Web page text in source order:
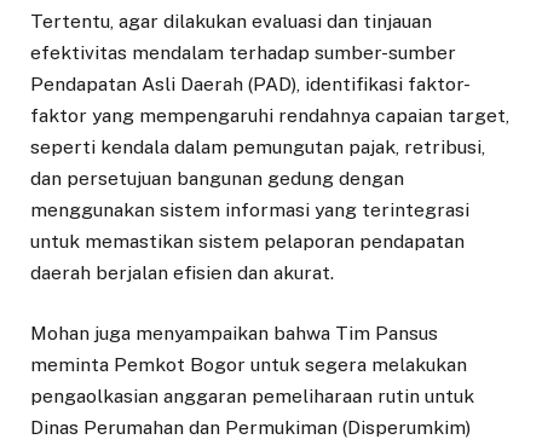
Tertentu, agar dilakukan evaluasi dan tinjauan
efektivitas mendalam terhadap sumber-sumber
Pendapatan Asli Daerah (PAD), identifikasi faktor-
faktor yang mempengaruhi rendahnya capaian target,
seperti kendala dalam pemungutan pajak, retribusi,
dan persetujuan bangunan gedung dengan
menggunakan sistem informasi yang terintegrasi
untuk memastikan sistem pelaporan pendapatan
daerah berjalan efisien dan akurat.
Mohan juga menyampaikan bahwa Tim Pansus
meminta Pemkot Bogor untuk segera melakukan
pengaolkasian anggaran pemeliharaan rutin untuk
Dinas Perumahan dan Permukiman (Disperumkim)